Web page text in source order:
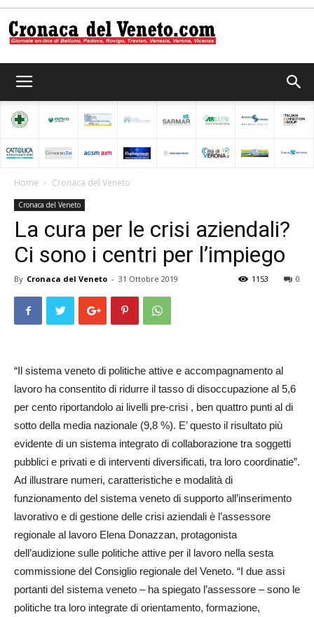
del
Home Cronaca del Veneto
Cronaca del Veneto
La cura per le crisi aziendali?
Ci sono i centri per l’impiego
By Cronaca del Veneto - 31 Ottobre 2019 0
1153
“Il sistema veneto di politiche attive e accompagnamento al
lavoro ha consentito di ridurre il tasso di disoccupazione al 5,6
per cento riportandolo ai livelli pre-crisi , ben quattro punti al di
sotto della media nazionale (9,8 %). E’ questo il risultato più
evidente di un sistema integrato di collaborazione tra soggetti
pubblici e privati e di interventi diversificati, tra loro coordinatie”.
Ad illustrare numeri, caratteristiche e modalità di
funzionamento del sistema veneto di supporto all’inserimento
lavorativo e di gestione delle crisi aziendali è l’assessore
regionale al lavoro Elena Donazzan, protagonista
dell’audizione sulle politiche attive per il lavoro nella sesta
commissione del Consiglio regionale del Veneto. “I due assi
portanti del sistema veneto – ha spiegato l’assessore – sono le
politiche tra loro integrate di orientamento, formazione,